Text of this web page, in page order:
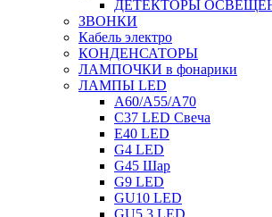
ДЕТЕКТОРЫ
ЗВОНКИ
Кабель электро
КОНДЕНСАТОРЫ
ЛАМПОЧКИ в фонарики
ЛАМПЫ LED
A60/A55/A70
C37 LED Свеча
E40 LED
G4 LED
G45 Шар
G9 LED
GU10 LED
GU5.3 LED